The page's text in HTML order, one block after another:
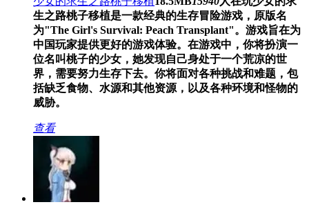
生之路桃子移植是一款经典的生存冒险游戏，原版名
为"The Girl's Survival: Peach Transplant"。游戏旨在为
中国玩家提供更好的游戏体验。在游戏中，你将扮演一
位名叫桃子的少女，她发现自己身处于一个荒凉的世
界，需要努力生存下去。你将面对各种挑战和难题，包
括缺乏食物、水源和其他资源，以及各种环境和怪物的
威胁。
查看